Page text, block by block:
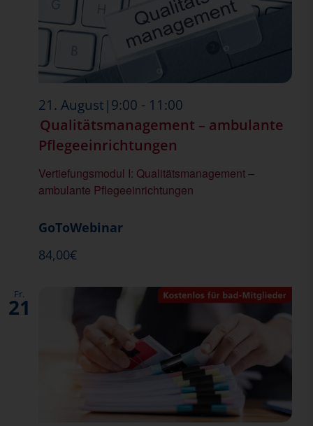
Vertiefungsmodul I: Qualitätsmanagement –
ambulante Pflegeeinrichtungen
21. August|9:00 - 11:00
Qualitätsmanagement – ambulante
Pflegeeinrichtungen
GoToWebinar
84,00€
Fr.
21